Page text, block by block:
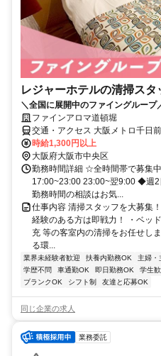
レジャーホテルの清掃スタ
＼全国に展開中のファイングループ
ファインアロマ道頓堀
交通・アクセス 大阪メトロ千日
時給1,300円以上
大阪府大阪市中央区
勤務時間詳細 ☆全時間帯で募集
17:00~23:00 23:00~翌9:00 ◆週2
勤務時間の相談はお気...
仕事内容 清掃スタッフを大募集
経験のある方は即戦力！ ・ベッ
充 等の客室内の清掃をお任せし
る環...
業界未経験者歓迎 扶養内勤務OK 主婦・
学歴不問
車通勤OK 即日勤務OK 学生
ブランクOK
シフト制 友達と応募OK
同じ企業の求人
業務委託